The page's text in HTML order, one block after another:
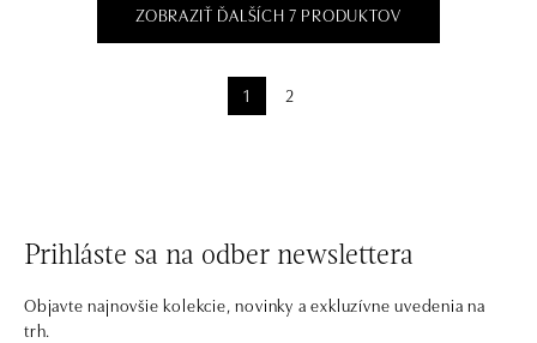
ZOBRAZIŤ ĎALŠÍCH 7 PRODUKTOV
1 2
Prihláste sa na odber newslettera
Objavte najnovšie kolekcie, novinky a exkluzívne uvedenia na
trh.